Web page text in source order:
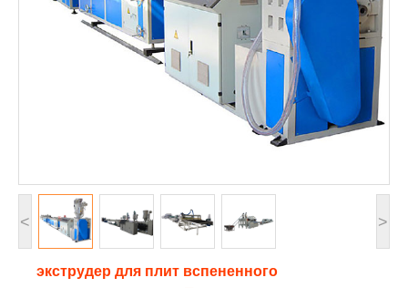
< >
экструдер для плит вспененного